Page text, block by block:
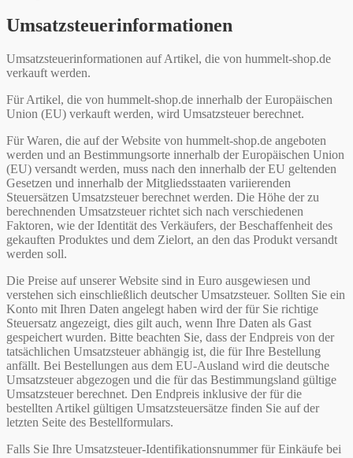
Umsatzsteuerinformationen
Umsatzsteuerinformationen auf Artikel, die von hummelt-shop.de
verkauft werden.
Für Artikel, die von hummelt-shop.de innerhalb der Europäischen
Union (EU) verkauft werden, wird Umsatzsteuer berechnet.
Für Waren, die auf der Website von hummelt-shop.de angeboten
werden und an Bestimmungsorte innerhalb der Europäischen Union
(EU) versandt werden, muss nach den innerhalb der EU geltenden
Gesetzen und innerhalb der Mitgliedsstaaten variierenden
Steuersätzen Umsatzsteuer berechnet werden. Die Höhe der zu
berechnenden Umsatzsteuer richtet sich nach verschiedenen
Faktoren, wie der Identität des Verkäufers, der Beschaffenheit des
gekauften Produktes und dem Zielort, an den das Produkt versandt
werden soll.
Die Preise auf unserer Website sind in Euro ausgewiesen und
verstehen sich einschließlich deutscher Umsatzsteuer. Sollten Sie ein
Konto mit Ihren Daten angelegt haben wird der für Sie richtige
Steuersatz angezeigt, dies gilt auch, wenn Ihre Daten als Gast
gespeichert wurden. Bitte beachten Sie, dass der Endpreis von der
tatsächlichen Umsatzsteuer abhängig ist, die für Ihre Bestellung
anfällt. Bei Bestellungen aus dem EU-Ausland wird die deutsche
Umsatzsteuer abgezogen und die für das Bestimmungsland gültige
Umsatzsteuer berechnet. Den Endpreis inklusive der für die
bestellten Artikel gültigen Umsatzsteuersätze finden Sie auf der
letzten Seite des Bestellformulars.
Falls Sie Ihre Umsatzsteuer-Identifikationsnummer für Einkäufe bei